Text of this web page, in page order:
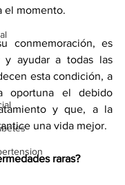
el momento.
conmemoración, es
y ayudar a todas las
esta condición, a
oportuna el debido
y que, a la
una vida mejor.
raras?